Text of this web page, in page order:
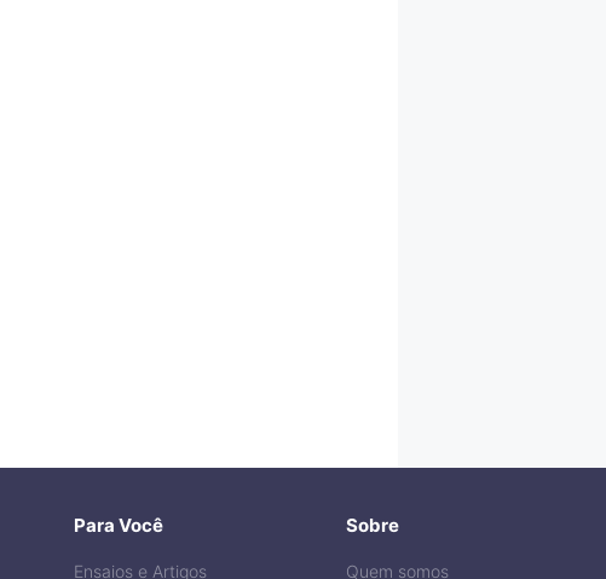
Para Você
Ensaios e Artigos
Sobre
Quem somos